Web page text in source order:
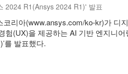
2024 R1(Ansys 2024 R1)' 발표
코리아(www.ansys.com/ko-kr)가 디
험(UX)을 제공하는 AI 기반 엔지니
를 발표했다.